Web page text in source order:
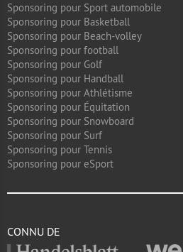
Sponsoring pour Sport automobile
Sponsoring pour Basketball
Sponsoring pour Beach-volley
Sponsoring pour football
Sponsoring pour Golf
Sponsoring pour Handball
Sponsoring pour Athlétisme
Sponsoring pour Équitation
Sponsoring pour Snowboard
Sponsoring pour Surf
Sponsoring pour Tennis
Sponsoring pour eSport
CONNU DE